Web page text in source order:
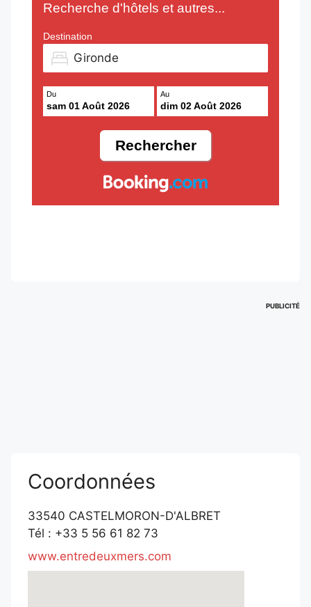
Recherche d'hôtels et autres...
Destination
Du
sam 01 Août 2026
Au
dim 02 Août 2026
PUBLICITÉ
Coordonnées
33540 CASTELMORON-D'ALBRET
Tél : +33 5 56 61 82 73
www.entredeuxmers.com